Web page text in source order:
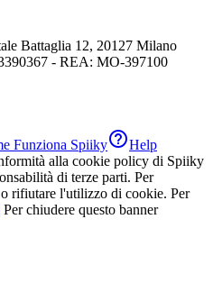
Battaglia 12, 20127 Milano
- REA: MO-397100
Funziona SpiikyHelp
alla cookie policy di Spiiky
di terze parti. Per
o rifiutare l'utilizzo di cookie. Per
Per chiudere questo banner